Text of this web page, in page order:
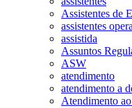
Assistentes de
assistentes
assistida
Assuntos
ASW
atendimento
atendimento a
Atendimento